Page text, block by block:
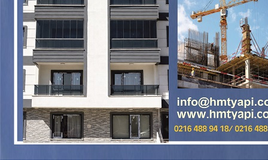
MHP Kartal’da Kongre Heyecanı: İlçe Olağan Kongresi 8